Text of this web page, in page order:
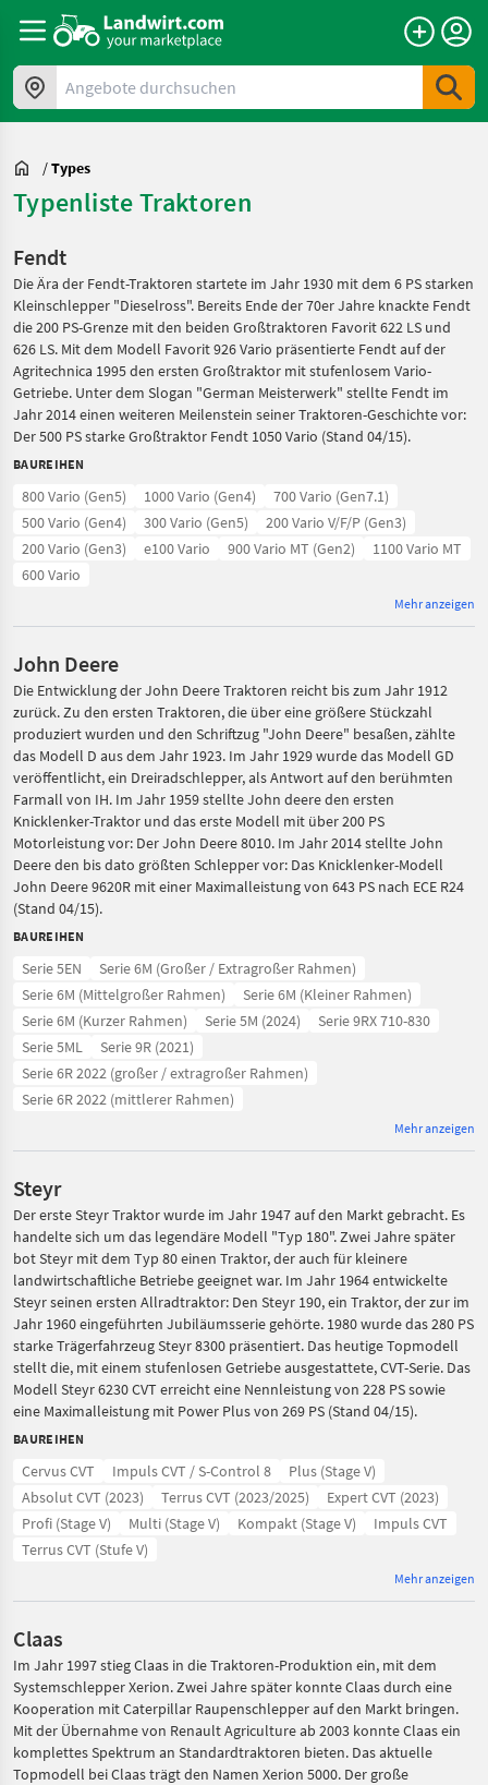
Angebote durchsuchen
/Types
Typenliste Traktoren
Fendt
Die Ära der Fendt-Traktoren startete im Jahr 1930 mit dem 6 PS starken
Kleinschlepper "Dieselross". Bereits Ende der 70er Jahre knackte Fendt
die 200 PS-Grenze mit den beiden Großtraktoren Favorit 622 LS und
626 LS. Mit dem Modell Favorit 926 Vario präsentierte Fendt auf der
Agritechnica 1995 den ersten Großtraktor mit stufenlosem Vario-
Getriebe. Unter dem Slogan "German Meisterwerk" stellte Fendt im
Jahr 2014 einen weiteren Meilenstein seiner Traktoren-Geschichte vor:
Der 500 PS starke Großtraktor Fendt 1050 Vario (Stand 04/15).
BAUREIHEN
800 Vario (Gen5) 1000 Vario (Gen4)
700 Vario (Gen7.1)
500 Vario (Gen4)
300 Vario (Gen5)
200 Vario V/F/P (Gen3)
200 Vario (Gen3)
e100 Vario 900 Vario MT (Gen2)
1100 Vario MT
600 Vario
Mehr anzeigen
John Deere
Die Entwicklung der John Deere Traktoren reicht bis zum Jahr 1912
zurück. Zu den ersten Traktoren, die über eine größere Stückzahl
produziert wurden und den Schriftzug "John Deere" besaßen, zählte
das Modell D aus dem Jahr 1923. Im Jahr 1929 wurde das Modell GD
veröffentlicht, ein Dreiradschlepper, als Antwort auf den berühmten
Farmall von IH. Im Jahr 1959 stellte John deere den ersten
Knicklenker-Traktor und das erste Modell mit über 200 PS
Motorleistung vor: Der John Deere 8010. Im Jahr 2014 stellte John
Deere den bis dato größten Schlepper vor: Das Knicklenker-Modell
John Deere 9620R mit einer Maximalleistung von 643 PS nach ECE R24
(Stand 04/15).
BAUREIHEN
Serie 5EN
Serie 6M (Großer / Extragroßer Rahmen)
Serie 6M (Mittelgroßer Rahmen)
Serie 6M (Kleiner Rahmen)
Serie 6M (Kurzer Rahmen)
Serie 5M (2024)
Serie 9RX 710-830
Serie 5ML
Serie 9R (2021)
Serie 6R 2022 (großer / extragroßer Rahmen)
Serie 6R 2022 (mittlerer Rahmen)
Mehr anzeigen
Steyr
Der erste Steyr Traktor wurde im Jahr 1947 auf den Markt gebracht. Es
handelte sich um das legendäre Modell "Typ 180". Zwei Jahre später
bot Steyr mit dem Typ 80 einen Traktor, der auch für kleinere
landwirtschaftliche Betriebe geeignet war. Im Jahr 1964 entwickelte
Steyr seinen ersten Allradtraktor: Den Steyr 190, ein Traktor, der zur im
Jahr 1960 eingeführten Jubiläumsserie gehörte. 1980 wurde das 280 PS
starke Trägerfahrzeug Steyr 8300 präsentiert. Das heutige Topmodell
stellt die, mit einem stufenlosen Getriebe ausgestattete, CVT-Serie. Das
Modell Steyr 6230 CVT erreicht eine Nennleistung von 228 PS sowie
eine Maximalleistung mit Power Plus von 269 PS (Stand 04/15).
BAUREIHEN
Cervus CVT Impuls CVT / S-Control 8
Plus (Stage V)
Absolut CVT (2023)
Terrus CVT (2023/2025)
Expert CVT (2023)
Profi (Stage V)
Multi (Stage V) Kompakt (Stage V)
Impuls CVT
Terrus CVT (Stufe V)
Mehr anzeigen
Claas
Im Jahr 1997 stieg Claas in die Traktoren-Produktion ein, mit dem
Systemschlepper Xerion. Zwei Jahre später konnte Claas durch eine
Kooperation mit Caterpillar Raupenschlepper auf den Markt bringen.
Mit der Übernahme von Renault Agriculture ab 2003 konnte Claas ein
komplettes Spektrum an Standardtraktoren bieten. Das aktuelle
Topmodell bei Claas trägt den Namen Xerion 5000. Der große